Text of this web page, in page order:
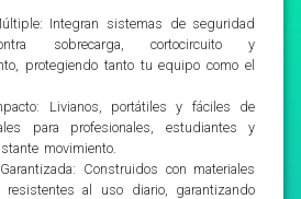
Integran sistemas de seguridad
sobrecarga, cortocircuito y
protegiendo tanto tu equipo como el
Livianos, portátiles y fáciles de
para profesionales, estudiantes y
movimiento.
Construidos con materiales
al uso diario, garantizando